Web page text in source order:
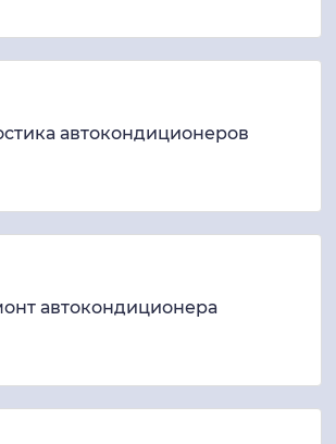
автокондиционеров
автокондиционера